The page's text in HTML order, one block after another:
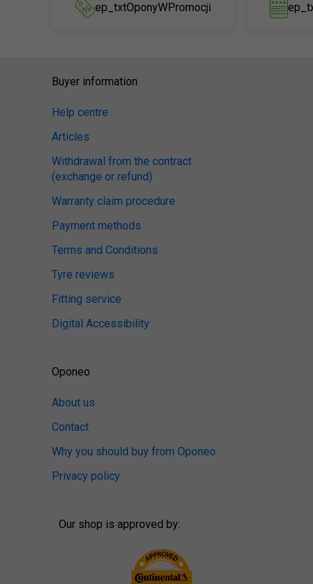
ep_txtOponyWPromocji
Buyer information
Help centre
Articles
Withdrawal from the contract
(exchange or refund)
Warranty claim procedure
Payment methods
Terms and Conditions
Tyre reviews
Fitting service
Digital Accessibility
Oponeo
About us
Contact
Why you should buy from Oponeo
Privacy policy
Our shop is approved by: